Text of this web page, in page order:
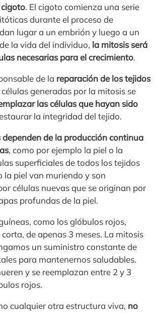
cigoto. El cigoto comienza una serie
durante el proceso de
lugar a un embrión y luego a un
la vida del individuo, la mitosis será
necesarias para el crecimiento.
de la reparación de los tejidos
células generadas por la mitosis se
las células que hayan sido
la integridad del tejido.
de la producción continua
, como por ejemplo la piel o la
superficiales de todos los tejidos
la piel van muriendo y son
células nuevas que se originan por
profundas de la piel.
como los glóbulos rojos,
de apenas 3 meses. La mitosis
un suministro constante de
para mantenernos saludables.
y se reemplazan entre 2 y 3
rojos.
cualquier otra estructura viva, no